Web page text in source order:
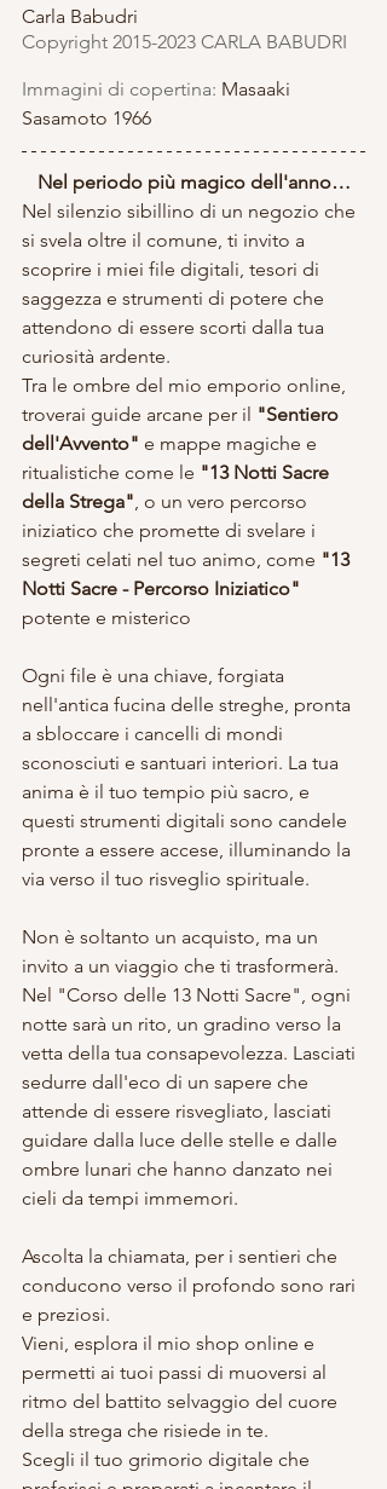
Carla Babudri
Copyright 2015-2023 CARLA BABUDRI
Immagini di copertina: Masaaki
Sasamoto 1966
Nel periodo più magico dell'anno…
Nel silenzio sibillino di un negozio che
si svela oltre il comune, ti invito a
scoprire i miei file digitali, tesori di
saggezza e strumenti di potere che
attendono di essere scorti dalla tua
curiosità ardente.
Tra le ombre del mio emporio online,
troverai guide arcane per il "Sentiero
dell'Avvento" e mappe magiche e
ritualistiche come le "13 Notti Sacre
della Strega" , o un vero percorso
iniziatico che promette di svelare i
segreti celati nel tuo animo, come "13
Notti Sacre - Percorso Iniziatico"
potente e misterico
Ogni file è una chiave, forgiata
nell'antica fucina delle streghe, pronta
a sbloccare i cancelli di mondi
sconosciuti e santuari interiori. La tua
anima è il tuo tempio più sacro, e
questi strumenti digitali sono candele
pronte a essere accese, illuminando la
via verso il tuo risveglio spirituale.
Non è soltanto un acquisto, ma un
invito a un viaggio che ti trasformerà.
Nel "Corso delle 13 Notti Sacre", ogni
notte sarà un rito, un gradino verso la
vetta della tua consapevolezza. Lasciati
sedurre dall'eco di un sapere che
attende di essere risvegliato, lasciati
guidare dalla luce delle stelle e dalle
ombre lunari che hanno danzato nei
cieli da tempi immemori.
Ascolta la chiamata, per i sentieri che
conducono verso il profondo sono rari
e preziosi.
Vieni, esplora il mio shop online e
permetti ai tuoi passi di muoversi al
ritmo del battito selvaggio del cuore
della strega che risiede in te.
Scegli il tuo grimorio digitale che